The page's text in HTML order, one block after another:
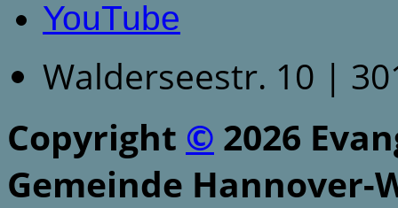
YouTube
Walderseestr. 10 |
Copyright © 2026
Gemeinde Hannover-